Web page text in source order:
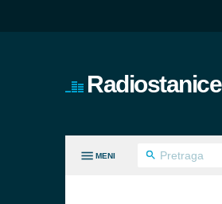
Radiostanice
MENI